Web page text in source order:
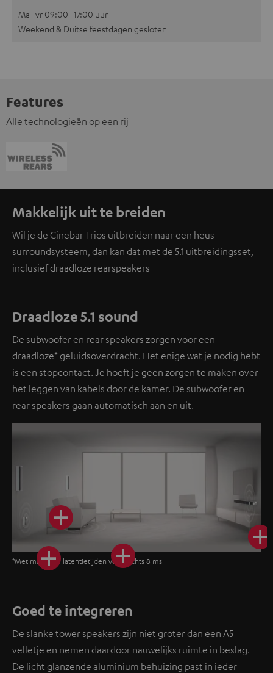
Ma–vr 09:00–17:00 uur
Weekend & Duitse feestdagen gesloten
Features
Alle technologieën op een rij
Makkelijk uit te breiden
Wil je de Cinebar Trios uitbreiden naar een heus
surroundsysteem, dan kan dat met de 5.1 uitbreidingsset,
inclusief draadloze rearspeakers
Draadloze 5.1 sound
De subwoofer en rear speakers zorgen voor een
draadloze* geluidsoverdracht. Het enige wat je nodig hebt
is een stopcontact. Je hoeft je geen zorgen te maken over
het leggen van kabels door de kamer. De subwoofer en
rear speakers gaan automatisch aan en uit.
*Met minimale latentietijden van slechts 8 ms
Goed te integreren
De slanke tower speakers zijn niet groter dan een A5
velletje en nemen daardoor nauwelijks ruimte in beslag.
De licht glanzende aluminium behuizing past in ieder